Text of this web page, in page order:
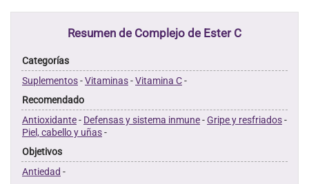
Resumen de Complejo de Ester C
Categorías
Suplementos-Vitaminas-Vitamina C-
Recomendado
Antioxidante- Defensas y sistema inmune-Gripe y resfriados-
Piel, cabello y uñas-
Objetivos
Antiedad -